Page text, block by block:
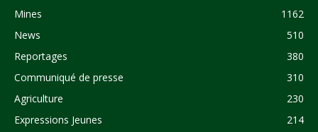
Mines
1162
News
510
Reportages
380
Communiqué de presse
310
Agriculture
230
Expressions Jeunes
214